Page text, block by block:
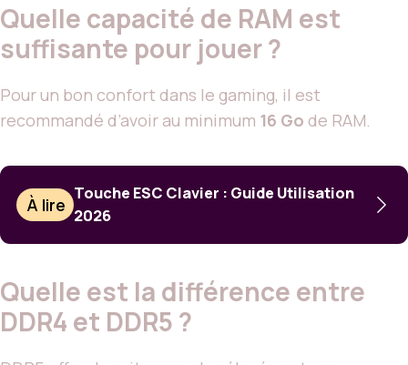
Quelle capacité de RAM est
suffisante pour jouer ?
Pour un bon confort dans le gaming, il est
recommandé d’avoir au minimum 16 Go de RAM.
À lire
Touche ESC Clavier : Guide Utilisation
2026
Quelle est la différence entre
DDR4 et DDR5 ?